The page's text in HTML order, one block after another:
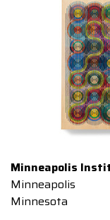
Minneapolis
Minneapolis
Minnesota